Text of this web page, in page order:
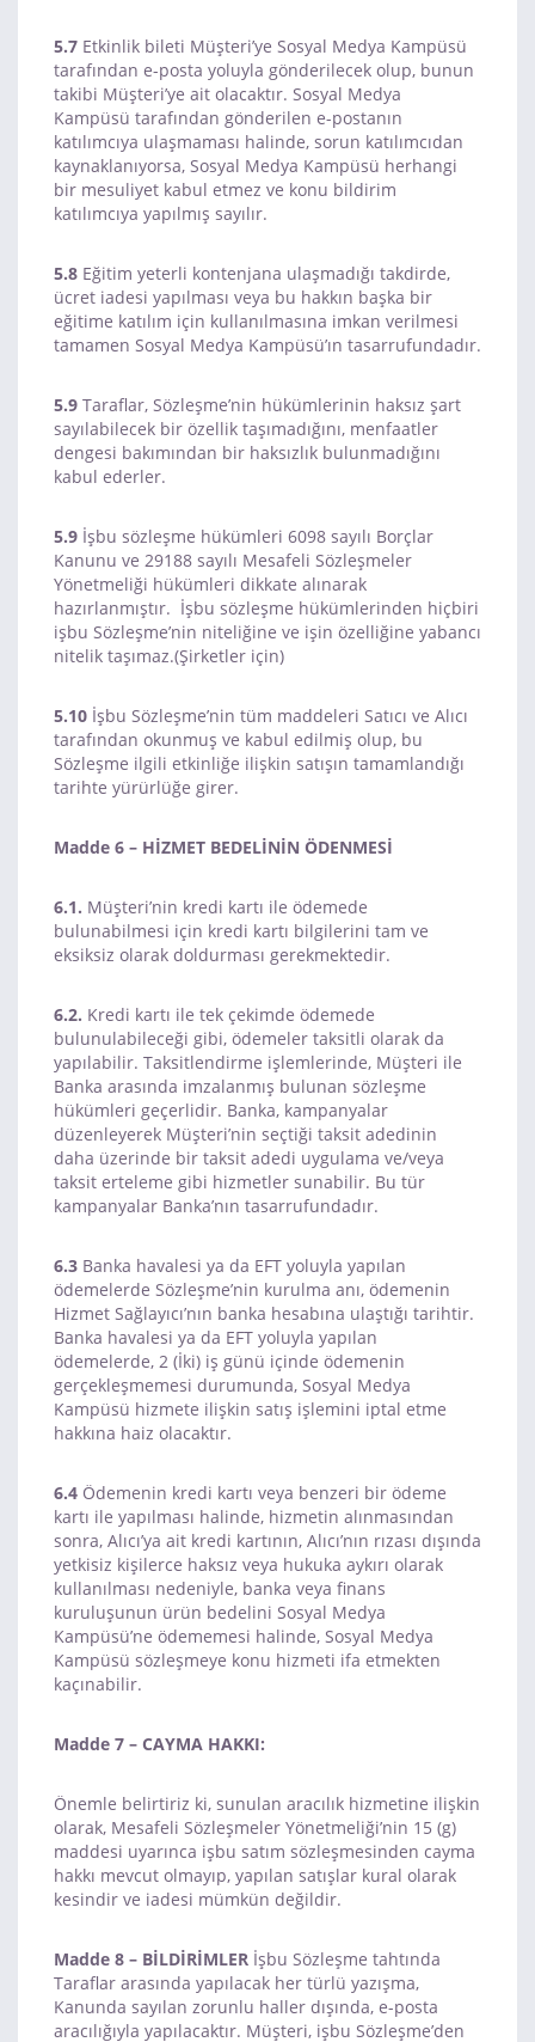
5.7 Etkinlik bileti Müşteri’ye Sosyal Medya Kampüsü
tarafından e-posta yoluyla gönderilecek olup, bunun
takibi Müşteri’ye ait olacaktır. Sosyal Medya
Kampüsü tarafından gönderilen e-postanın
katılımcıya ulaşmaması halinde, sorun katılımcıdan
kaynaklanıyorsa, Sosyal Medya Kampüsü herhangi
bir mesuliyet kabul etmez ve konu bildirim
katılımcıya yapılmış sayılır.
5.8 Eğitim yeterli kontenjana ulaşmadığı takdirde,
ücret iadesi yapılması veya bu hakkın başka bir
eğitime katılım için kullanılmasına imkan verilmesi
tamamen Sosyal Medya Kampüsü’ın tasarrufundadır.
5.9 Taraflar, Sözleşme’nin hükümlerinin haksız şart
sayılabilecek bir özellik taşımadığını, menfaatler
dengesi bakımından bir haksızlık bulunmadığını
kabul ederler.
5.9 İşbu sözleşme hükümleri 6098 sayılı Borçlar
Kanunu ve 29188 sayılı Mesafeli Sözleşmeler
Yönetmeliği hükümleri dikkate alınarak
hazırlanmıştır. İşbu sözleşme hükümlerinden hiçbiri
işbu Sözleşme’nin niteliğine ve işin özelliğine yabancı
nitelik taşımaz.(Şirketler için)
5.10 İşbu Sözleşme’nin tüm maddeleri Satıcı ve Alıcı
tarafından okunmuş ve kabul edilmiş olup, bu
Sözleşme ilgili etkinliğe ilişkin satışın tamamlandığı
tarihte yürürlüğe girer.
Madde 6 – HİZMET BEDELİNİN ÖDENMESİ
6.1. Müşteri’nin kredi kartı ile ödemede
bulunabilmesi için kredi kartı bilgilerini tam ve
eksiksiz olarak doldurması gerekmektedir.
6.2. Kredi kartı ile tek çekimde ödemede
bulunulabileceği gibi, ödemeler taksitli olarak da
yapılabilir. Taksitlendirme işlemlerinde, Müşteri ile
Banka arasında imzalanmış bulunan sözleşme
hükümleri geçerlidir. Banka, kampanyalar
düzenleyerek Müşteri’nin seçtiği taksit adedinin
daha üzerinde bir taksit adedi uygulama ve/veya
taksit erteleme gibi hizmetler sunabilir. Bu tür
kampanyalar Banka’nın tasarrufundadır.
6.3 Banka havalesi ya da EFT yoluyla yapılan
ödemelerde Sözleşme’nin kurulma anı, ödemenin
Hizmet Sağlayıcı’nın banka hesabına ulaştığı tarihtir.
Banka havalesi ya da EFT yoluyla yapılan
ödemelerde, 2 (İki) iş günü içinde ödemenin
gerçekleşmemesi durumunda, Sosyal Medya
Kampüsü hizmete ilişkin satış işlemini iptal etme
hakkına haiz olacaktır.
6.4 Ödemenin kredi kartı veya benzeri bir ödeme
kartı ile yapılması halinde, hizmetin alınmasından
sonra, Alıcı’ya ait kredi kartının, Alıcı’nın rızası dışında
yetkisiz kişilerce haksız veya hukuka aykırı olarak
kullanılması nedeniyle, banka veya finans
kuruluşunun ürün bedelini Sosyal Medya
Kampüsü’ne ödememesi halinde, Sosyal Medya
Kampüsü sözleşmeye konu hizmeti ifa etmekten
kaçınabilir.
Madde 7 – CAYMA HAKKI:
Önemle belirtiriz ki, sunulan aracılık hizmetine ilişkin
olarak, Mesafeli Sözleşmeler Yönetmeliği’nin 15 (g)
maddesi uyarınca işbu satım sözleşmesinden cayma
hakkı mevcut olmayıp, yapılan satışlar kural olarak
kesindir ve iadesi mümkün değildir.
Madde 8 – BİLDİRİMLER İşbu Sözleşme tahtında
Taraflar arasında yapılacak her türlü yazışma,
Kanunda sayılan zorunlu haller dışında, e-posta
aracılığıyla yapılacaktır. Müşteri, işbu Sözleşme’den